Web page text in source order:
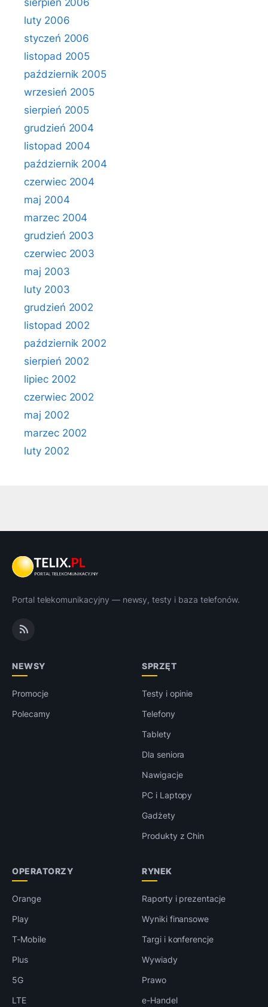
sierpień 2006
luty 2006
styczeń 2006
listopad 2005
październik 2005
wrzesień 2005
sierpień 2005
grudzień 2004
listopad 2004
październik 2004
czerwiec 2004
maj 2004
marzec 2004
grudzień 2003
czerwiec 2003
maj 2003
luty 2003
grudzień 2002
listopad 2002
październik 2002
sierpień 2002
lipiec 2002
czerwiec 2002
maj 2002
marzec 2002
luty 2002
Portal telekomunikacyjny — newsy, testy i baza telefonów.
NEWSY
Promocje
Polecamy
SPRZĘT
Testy i opinie
Telefony
Tablety
Dla seniora
Nawigacje
PC i Laptopy
Gadżety
Produkty z Chin
OPERATORZY
Orange
Play
T-Mobile
Plus
5G
LTE
RYNEK
Raporty i prezentacje
Wyniki finansowe
Targi i konferencje
Wywiady
Prawo
e-Handel